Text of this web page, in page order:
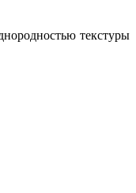
текстуры